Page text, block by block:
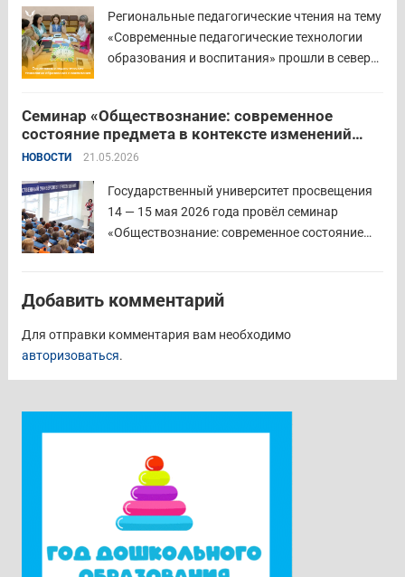
губернатора по социальной политике
Наталья...
Региональные педагогические чтения на тему
«Современные педагогические технологии
образования и воспитания» прошли в северо-
Основная цель Педагогических чтений —
освещение тенденций учебно-
воспитательного процесса с учетом новых
образовательных стандартов через обмен...
Читать дальше
Семинар «Обществознание: современное
состояние предмета в контексте изменений
законодательства и введения единых
Государственном университете просвещения
НОВОСТИ 21.05.2026
Государственный университет просвещения
14 — 15 мая 2026 года провёл семинар
«Обществознание: современное состояние
государственных учебников». Участники
Российской Федерации. Ректор университета
Наталия Александровна Наумова отметила,
что...Читать дальше
Добавить комментарий
Для отправки комментария вам необходимо
авторизоваться.